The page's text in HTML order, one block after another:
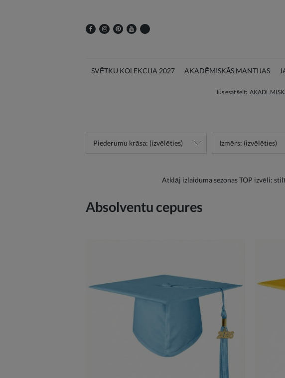
SVĒTKU KOLEKCIJA 2027 AKADĒMISKĀS MANTIJAS
Jūs esat šeit:
Piederumu krāsa: (izvēlēties) Izmērs: (izvēlēties)
Atklāj izlaiduma sezonas TOP izvēli:
Absolventu cepures